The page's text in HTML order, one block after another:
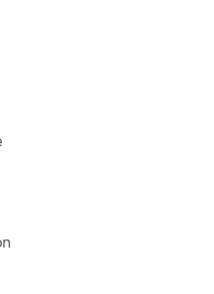
nœuds, coques …
médailles, plumes… pour